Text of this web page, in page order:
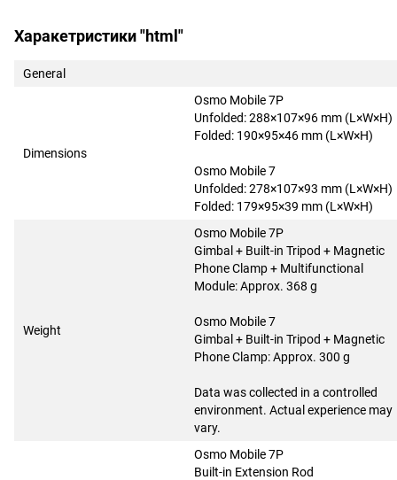
Харакетристики "html"
General
Dimensions
Osmo Mobile 7P
Unfolded: 288×107×96 mm (L×W×H)
Folded: 190×95×46 mm (L×W×H)
Osmo Mobile 7
Unfolded: 278×107×93 mm (L×W×H)
Folded: 179×95×39 mm (L×W×H)
Weight
Osmo Mobile 7P
Gimbal + Built-in Tripod + Magnetic
Phone Clamp + Multifunctional
Module: Approx. 368 g
Osmo Mobile 7
Gimbal + Built-in Tripod + Magnetic
Phone Clamp: Approx. 300 g
Data was collected in a controlled
environment. Actual experience may
vary.
Osmo Mobile 7P
Built-in Extension Rod